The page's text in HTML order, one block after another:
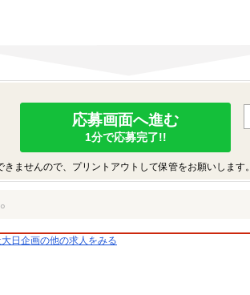
応募画面へ進む
1分で応募完了!!
ませんので、プリントアウトして保管をお願いします。
日企画の他の求人をみる